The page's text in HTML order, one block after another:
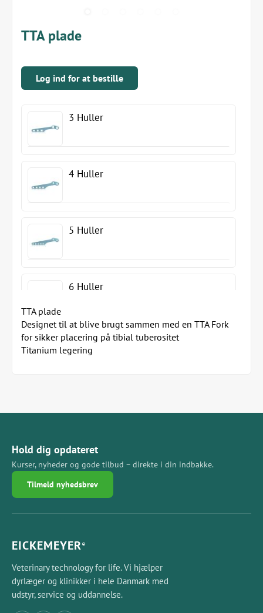
TTA plade
Log ind for at bestille
3 Huller
4 Huller
5 Huller
6 Huller
7 Huller
TTA plade
Designet til at blive brugt sammen med en TTA Fork
for sikker placering på tibial tuberositet
Titanium legering
Hold dig opdateret
Kurser, nyheder og gode tilbud – direkte i din indbakke.
Tilmeld nyhedsbrev
EICKEMEYER®
Veterinary technology for life. Vi hjælper
dyrlæger og klinikker i hele Danmark med
udstyr, service og uddannelse.